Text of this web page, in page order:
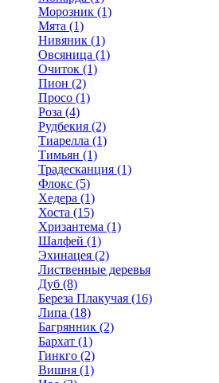
Морозник (1)
Мята (1)
Нивяник (1)
Овсяница (1)
Очиток (1)
Пион (2)
Просо (1)
Роза (4)
Рудбекия (2)
Тиарелла (1)
Тимьян (1)
Традесканция (1)
Флокс (5)
Хедера (1)
Хоста (15)
Хризантема (1)
Шалфей (1)
Эхинацея (2)
Лиственные деревья
Дуб (8)
Береза Плакучая (16)
Липа (18)
Багрянник (2)
Бархат (1)
Гинкго (2)
Вишня (1)